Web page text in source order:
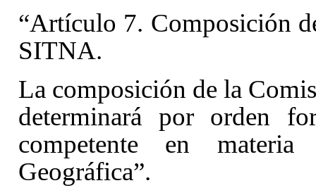
“Artículo 7. Composición
SITNA.
La composición de la
determinará por orden
competente en
Geográfica”.